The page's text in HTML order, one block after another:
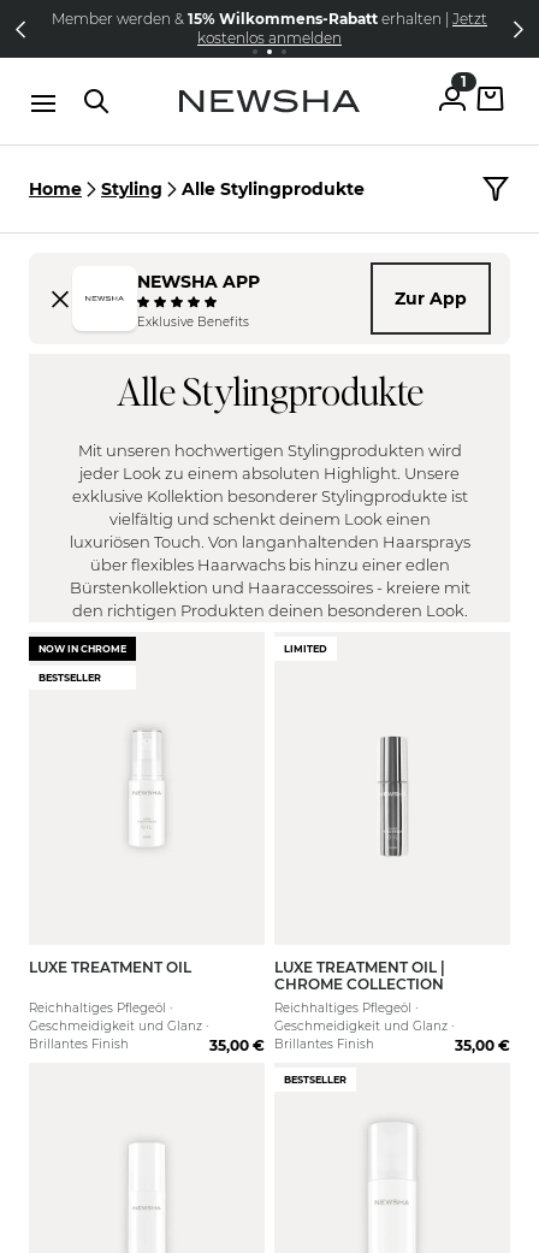
Direkt zum Inhalt
NEW IN: The Iconic Limited Chrome Collection
Member werden & 15% Wilkommens-Rabatt erhalten | Jetzt
kostenlos anmelden
Versandkostenfrei schon ab 69€
1
Home Styling Alle Stylingprodukte
HAARTYP
FILTER
Normal
HAARPROBLEM
FILTER
Blondiert | Coloriert
Frizzy
Platt
Locken
KOPFHAUT
FILTER
Empfindlich
Gereizt
Trocken
Fettig
Normal
WIRKUNG
FILTER
Stärkung der Haarstruktur
Reduzierung von Spliss
Reduziert Frizz
Feuchtigkeitsspendend
Definierend
EFFEKT
FILTER
Maximale Haargesundheit
Definition
Griffigkeit
Dynamische Locken
Blumig / Floral
NEWSHA APP
Exklusive Benefits
Zur App
Alle Stylingprodukte
Mit unseren hochwertigen Stylingprodukten wird
jeder Look zu einem absoluten Highlight. Unsere
exklusive Kollektion besonderer Stylingprodukte ist
vielfältig und schenkt deinem Look einen
luxuriösen Touch. Von langanhaltenden Haarsprays
über flexibles Haarwachs bis hinzu einer edlen
Bürstenkollektion und Haaraccessoires - kreiere mit
den richtigen Produkten deinen besonderen Look.
NOW IN CHROME
BESTSELLER
30 ml 100 ml
LUXE TREATMENT OIL
Reichhaltiges Pflegeöl ·
Geschmeidigkeit und Glanz ·
Brillantes Finish
35,00 €
LIMITED
LUXE TREATMENT OIL |
CHROME COLLECTION
Reichhaltiges Pflegeöl ·
Geschmeidigkeit und Glanz ·
Brillantes Finish
35,00 €
BESTSELLER